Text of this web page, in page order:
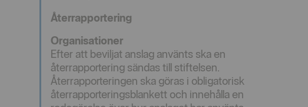
Återrapportering
Organisationer
Efter att beviljat anslag använts ska en
återrapportering sändas till stiftelsen.
Återrapporteringen ska göras i obligatorisk
återrapporteringsblankett och innehålla en